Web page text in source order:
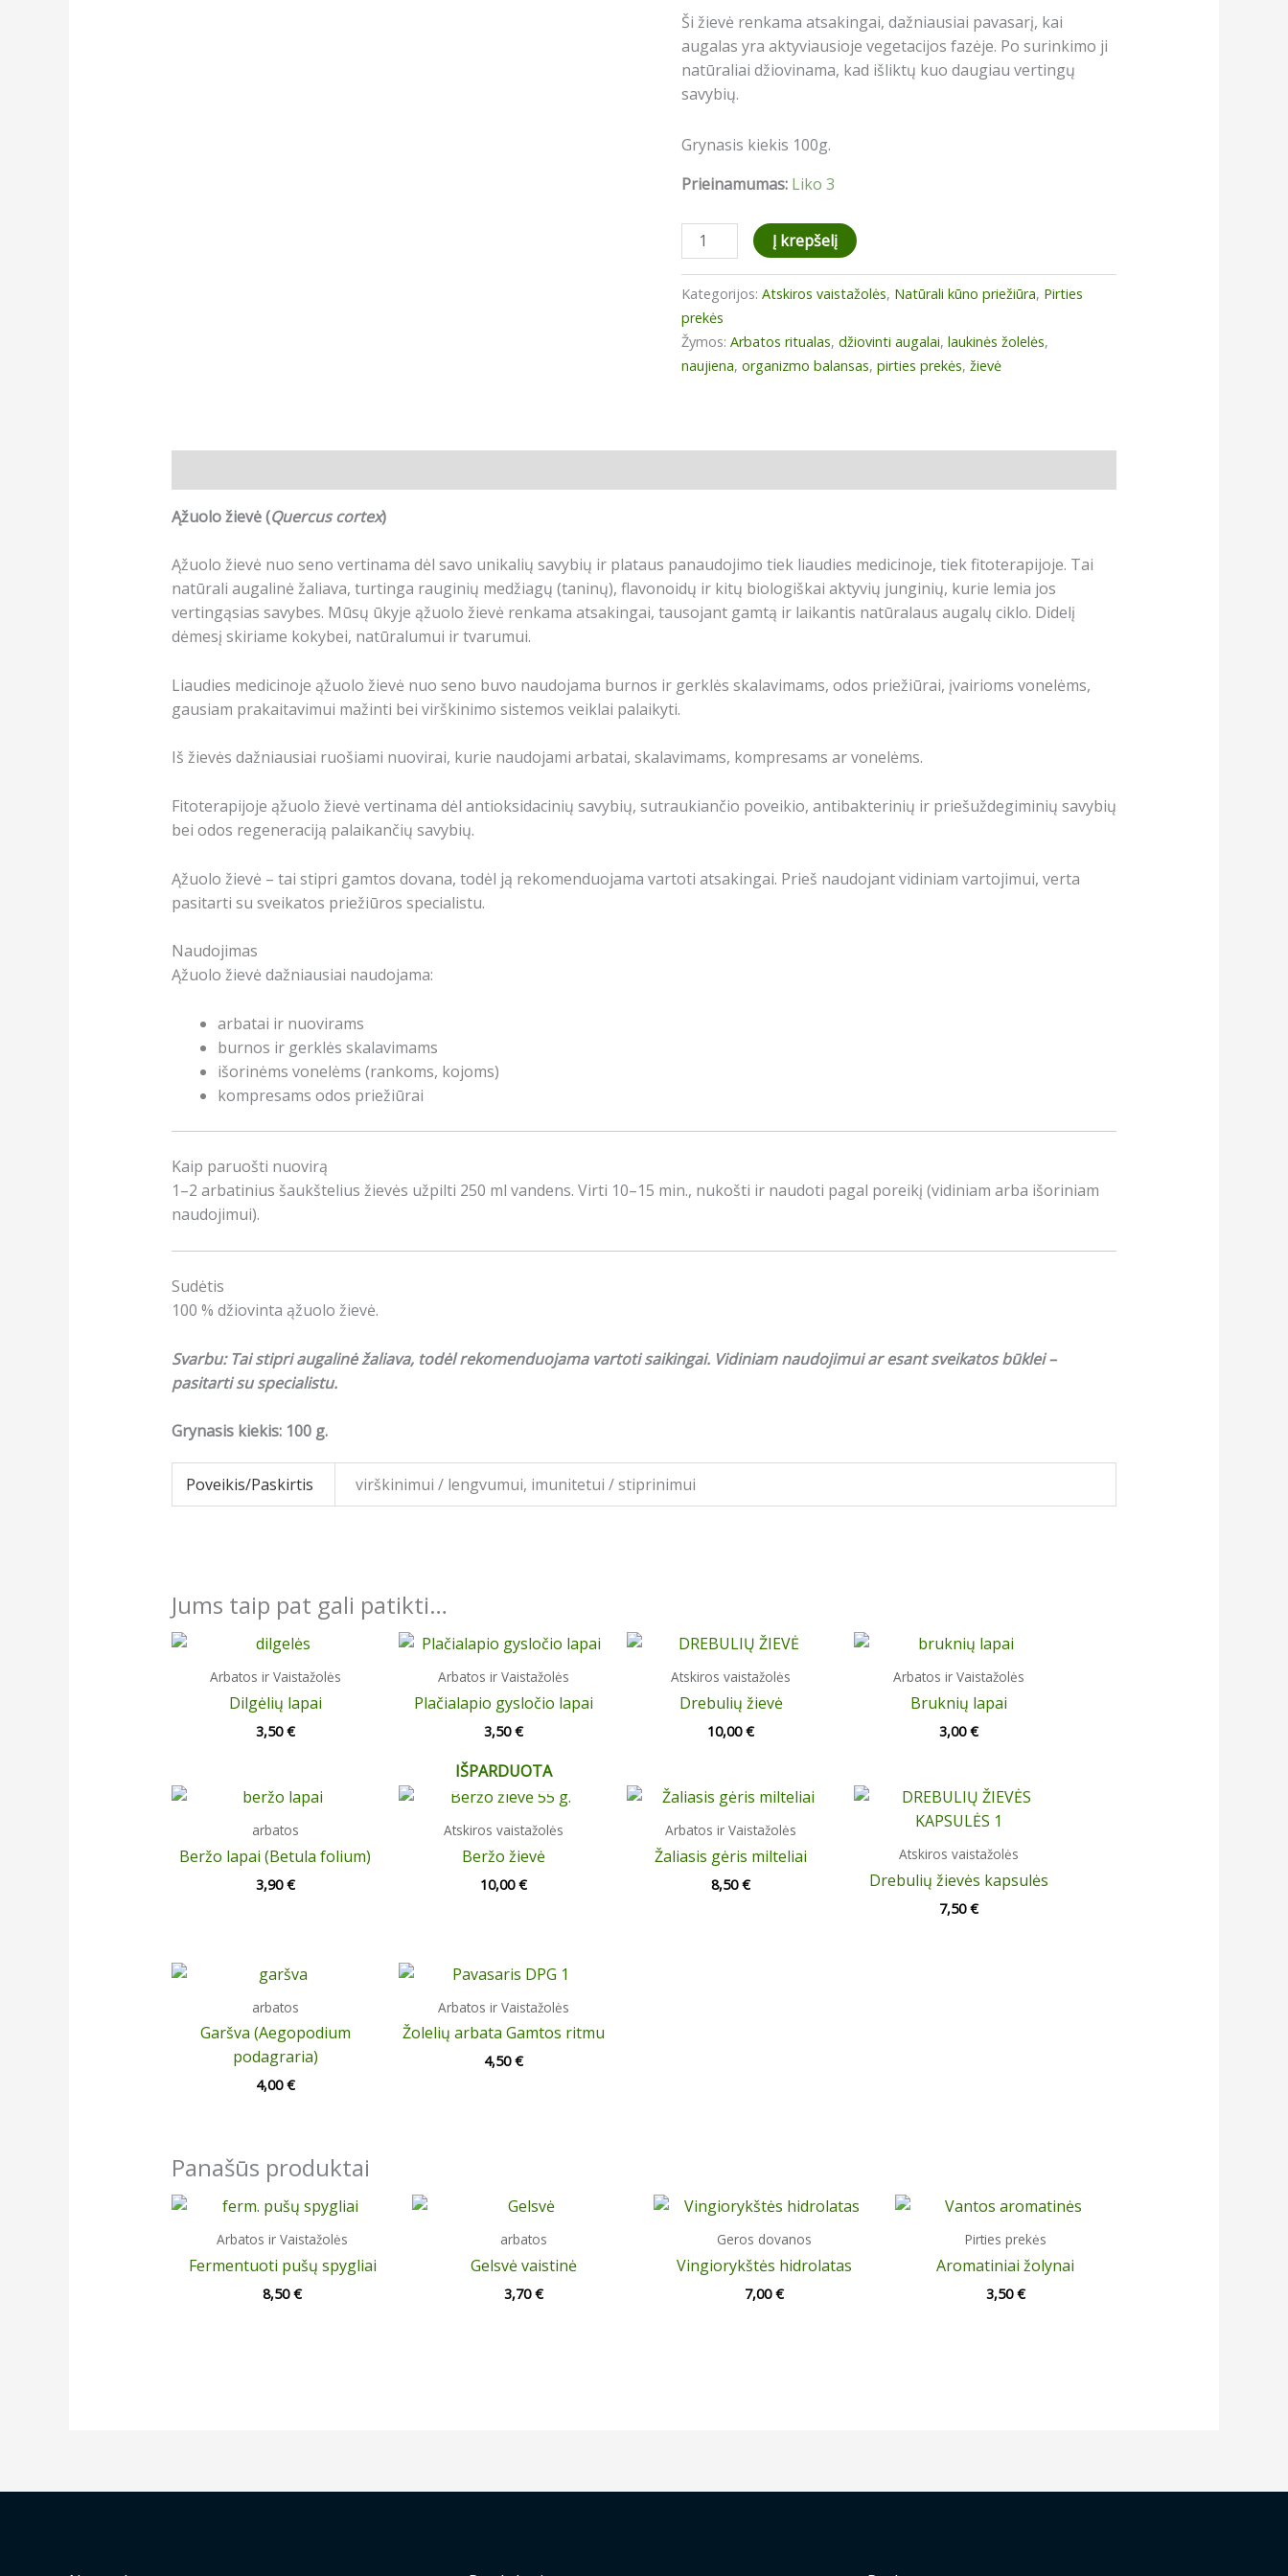
Ši žievė renkama atsakingai, dažniausiai pavasarį, kai
augalas yra aktyviausioje vegetacijos fazėje. Po surinkimo ji
natūraliai džiovinama, kad išliktų kuo daugiau vertingų
savybių.
Grynasis kiekis 100g.
Prieinamumas: Liko 3
produkto
kiekis:
Ąžuolo
žievė
Į krepšelį
Kategorijos:Atskiros vaistažolės, Natūrali kūno priežiūra, Pirties
prekės
Žymos:Arbatos ritualas,džiovinti augalai,laukinės žolelės,
naujiena,organizmo balansas,pirties prekės,žievė
Ąžuolo žievė (Quercus cortex)
Ąžuolo žievė nuo seno vertinama dėl savo unikalių savybių ir plataus panaudojimo tiek liaudies medicinoje, tiek fitoterapijoje. Tai
natūrali augalinė žaliava, turtinga rauginių medžiagų (taninų), flavonoidų ir kitų biologiškai aktyvių junginių, kurie lemia jos
vertingąsias savybes. Mūsų ūkyje ąžuolo žievė renkama atsakingai, tausojant gamtą ir laikantis natūralaus augalų ciklo. Didelį
dėmesį skiriame kokybei, natūralumui ir tvarumui.
Liaudies medicinoje ąžuolo žievė nuo seno buvo naudojama burnos ir gerklės skalavimams, odos priežiūrai, įvairioms vonelėms,
gausiam prakaitavimui mažinti bei virškinimo sistemos veiklai palaikyti.
Iš žievės dažniausiai ruošiami nuovirai, kurie naudojami arbatai, skalavimams, kompresams ar vonelėms.
Fitoterapijoje ąžuolo žievė vertinama dėl antioksidacinių savybių, sutraukiančio poveikio, antibakterinių ir priešuždegiminių savybių
bei odos regeneraciją palaikančių savybių.
Ąžuolo žievė – tai stipri gamtos dovana, todėl ją rekomenduojama vartoti atsakingai. Prieš naudojant vidiniam vartojimui, verta
pasitarti su sveikatos priežiūros specialistu.
Naudojimas
Ąžuolo žievė dažniausiai naudojama:
arbatai ir nuovirams
burnos ir gerklės skalavimams
išorinėms vonelėms (rankoms, kojoms)
kompresams odos priežiūrai
Kaip paruošti nuovirą
1–2 arbatinius šaukštelius žievės užpilti 250 ml vandens. Virti 10–15 min., nukošti ir naudoti pagal poreikį (vidiniam arba išoriniam
naudojimui).
Sudėtis
100 % džiovinta ąžuolo žievė.
Svarbu: Tai stipri augalinė žaliava, todėl rekomenduojama vartoti saikingai. Vidiniam naudojimui ar esant sveikatos būklei –
pasitarti su specialistu.
Grynasis kiekis: 100 g.
Poveikis/Paskirtis virškinimui / lengvumui, imunitetui / stiprinimui
Jums taip pat gali patikti…
Arbatos ir Vaistažolės
Dilgėlių lapai
3,50€
Arbatos ir Vaistažolės
Plačialapio gysločio lapai
3,50€
Atskiros vaistažolės
Drebulių žievė
10,00€
Arbatos ir Vaistažolės
Bruknių lapai
3,00€
arbatos
Beržo lapai (Betula folium)
3,90€
IŠPARDUOTA
Atskiros vaistažolės
Beržo žievė
10,00€
Arbatos ir Vaistažolės
Žaliasis gėris milteliai
8,50€
Atskiros vaistažolės
Drebulių žievės kapsulės
7,50€
arbatos
Garšva (Aegopodium
podagraria)
4,00€
Arbatos ir Vaistažolės
Žolelių arbata Gamtos ritmu
4,50€
Panašūs produktai
Arbatos ir Vaistažolės
Fermentuoti pušų spygliai
8,50€
arbatos
Gelsvė vaistinė
3,70€
Geros dovanos
Vingiorykštės hidrolatas
7,00€
Pirties prekės
Aromatiniai žolynai
3,50€